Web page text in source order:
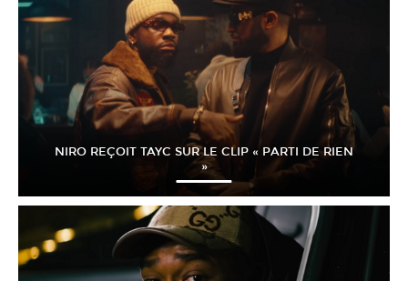
NIRO REÇOIT TAYC SUR LE CLIP « PARTI DE RIEN
»